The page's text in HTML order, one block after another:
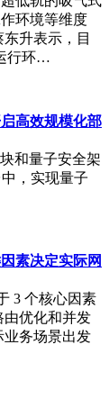
环境等维度
升表示，目
行环…
高效规模化部
和量子安全架
，实现量子
素决定实际网
3 个核心因素
优化和并发
业务场景出发